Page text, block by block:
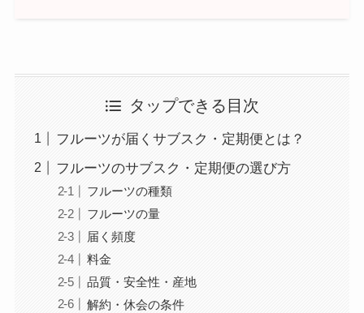
タップできる目次
フルーツが届くサブスク・定期便とは？
フルーツのサブスク・定期便の選び方
フルーツの種類
フルーツの量
届く頻度
料金
品質・安全性・産地
解約・休会の条件